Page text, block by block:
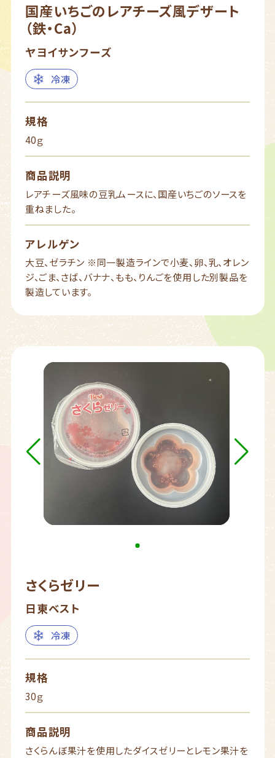
国産いちごのレアチーズ風デザート
（鉄・Ca）
ヤヨイサンフーズ
冷凍
規格
40ｇ
商品説明
レアチーズ風味の豆乳ムースに、国産いちごのソースを
重ねました。
アレルゲン
大豆、ゼラチン ※同一製造ラインで小麦、卵、乳、オレン
ジ、ごま、さば、バナナ、もも、りんごを使用した別製品を
製造しています。
さくらゼリー
日東ベスト
冷凍
規格
30ｇ
商品説明
さくらんぼ果汁を使用したダイスゼリーとレモン果汁を